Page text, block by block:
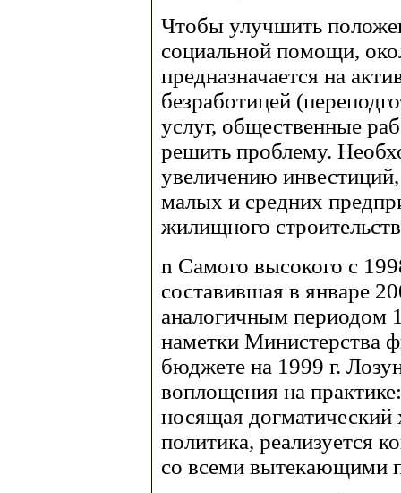
Чтобы улучшить
социальной помощи,
предназначается на
безработицей
услуг, общественные
решить проблему.
увеличению
малых и средних
жилищного
n Самого высокого с
составившая в январе
аналогичным периодом
наметки Министерства
бюджете на 1999 г.
воплощения на
носящая догматический
политика, реализуется
со всеми вытекающими